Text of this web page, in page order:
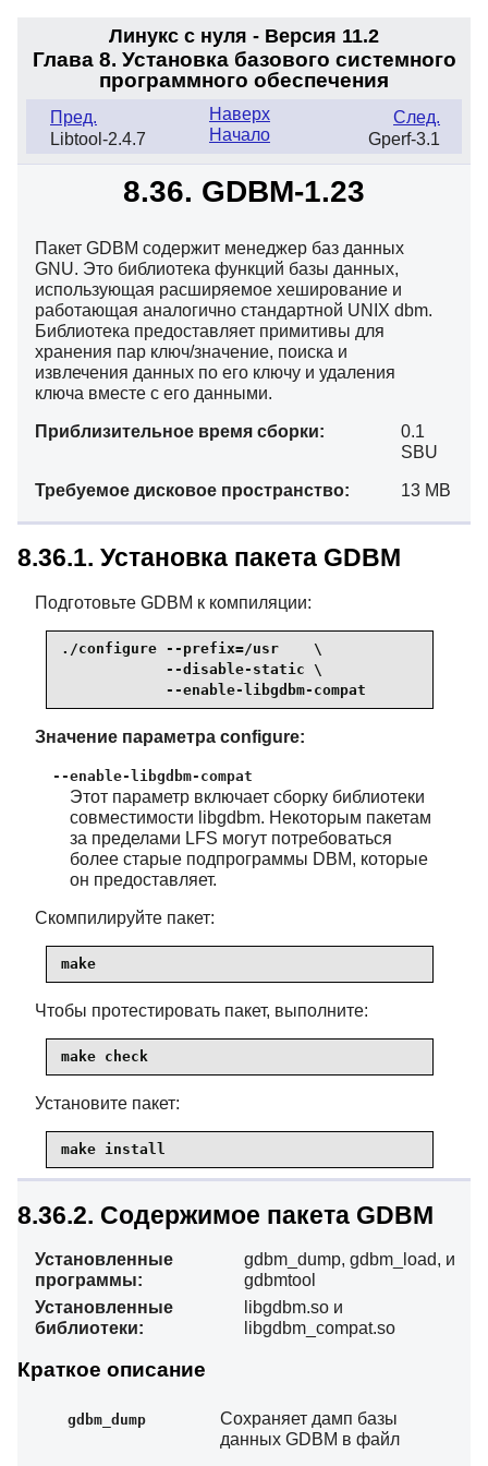
Линукс с нуля - Версия 11.2
Глава 8. Установка базового системного
программного обеспечения
Пред.
Libtool-2.4.7
След.
Gperf-3.1
Наверх
Начало
8.36. GDBM-1.23
Пакет GDBM содержит менеджер баз данных
GNU. Это библиотека функций базы данных,
использующая расширяемое хеширование и
работающая аналогично стандартной UNIX dbm.
Библиотека предоставляет примитивы для
хранения пар ключ/значение, поиска и
извлечения данных по его ключу и удаления
ключа вместе с его данными.
Приблизительное время сборки:
0.1
SBU
Требуемое дисковое пространство: 13 MB
8.36.1. Установка пакета GDBM
Подготовьте GDBM к компиляции:
./configure --prefix=/usr    \
            --disable-static \
            --enable-libgdbm-compat
Значение параметра configure:
--enable-libgdbm-compat
Этот параметр включает сборку библиотеки
совместимости libgdbm. Некоторым пакетам
за пределами LFS могут потребоваться
более старые подпрограммы DBM, которые
он предоставляет.
Скомпилируйте пакет:
make
Чтобы протестировать пакет, выполните:
make check
Установите пакет:
make install
8.36.2. Содержимое пакета GDBM
Установленные
программы:
gdbm_dump, gdbm_load, и
gdbmtool
Установленные
библиотеки:
libgdbm.so и
libgdbm_compat.so
Краткое описание
gdbm_dump
Сохраняет дамп базы
данных GDBM в файл